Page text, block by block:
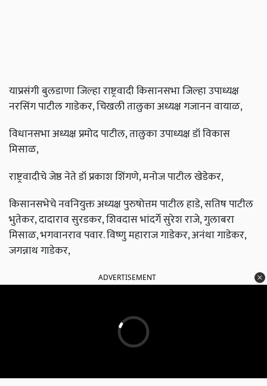
याप्रसंगी बुलडाणा जिल्हा राष्ट्रवादी किसानसभा जिल्हा उपाध्यक्ष
नरसिंग पाटील गाडेकर, चिखली तालुका अध्यक्ष गजानन वायाळ,
विधानसभा अध्यक्ष प्रमोद पाटील, तालुका उपाध्यक्ष डॉ विकास
मिसाळ,
राष्ट्रवादीचे जेष्ठ नेते डॉ प्रकाश शिंगणे, मनोज पाटील खेडेकर,
किसानसभेचे नवनियुक्त अध्यक्ष पुरुषोत्तम पाटील हाडे, सतिष पाटील
भुतेकर, दादाराव सुरडकर, शिवदास भांदर्गे सुरेश राजे, गुलाबरा
मिसाळ, भगवानराव पवार. विष्णु महाराज गाडेकर, अनंथा गाडेकर,
जगन्नाथ गाडेकर,
ADVERTISEMENT